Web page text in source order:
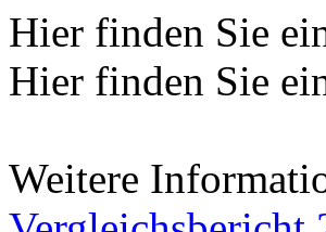
Hier finden Sie
Hier finden Sie
Weitere